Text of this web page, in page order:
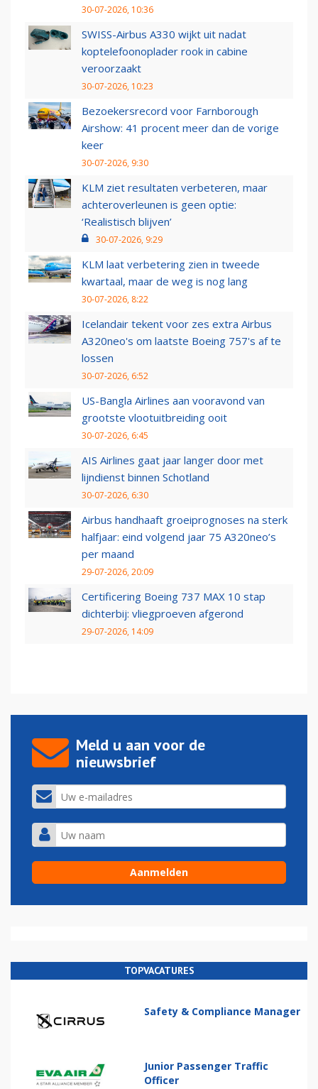
30-07-2026, 10:36
SWISS-Airbus A330 wijkt uit nadat
koptelefoonoplader rook in cabine
veroorzaakt
30-07-2026, 10:23
Bezoekersrecord voor Farnborough
Airshow: 41 procent meer dan de vorige
keer
30-07-2026, 9:30
KLM ziet resultaten verbeteren, maar
achteroverleunen is geen optie:
‘Realistisch blijven’
30-07-2026, 9:29
KLM laat verbetering zien in tweede
kwartaal, maar de weg is nog lang
30-07-2026, 8:22
Icelandair tekent voor zes extra Airbus
A320neo's om laatste Boeing 757's af te
lossen
30-07-2026, 6:52
US-Bangla Airlines aan vooravond van
grootste vlootuitbreiding ooit
30-07-2026, 6:45
AIS Airlines gaat jaar langer door met
lijndienst binnen Schotland
30-07-2026, 6:30
Airbus handhaaft groeiprognoses na sterk
halfjaar: eind volgend jaar 75 A320neo’s
per maand
29-07-2026, 20:09
Certificering Boeing 737 MAX 10 stap
dichterbij: vliegproeven afgerond
29-07-2026, 14:09
Meld u aan voor de
nieuwsbrief
TOPVACATURES
Safety & Compliance Manager
Junior Passenger Traffic
Officer